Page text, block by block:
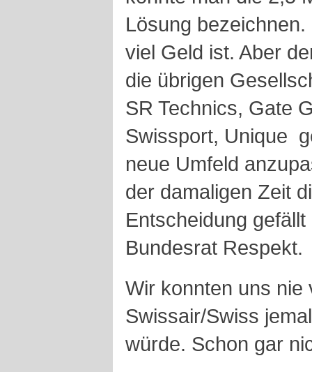
Lösung
viel Geld ist. Aber
die übrigen
SR Technics, Gate
Swissport, Unique
neue Umfeld
der damaligen Zeit
Entscheidung
Bundesrat Respekt.
Wir konnten uns nie
Swissair/Swiss
würde. Schon gar